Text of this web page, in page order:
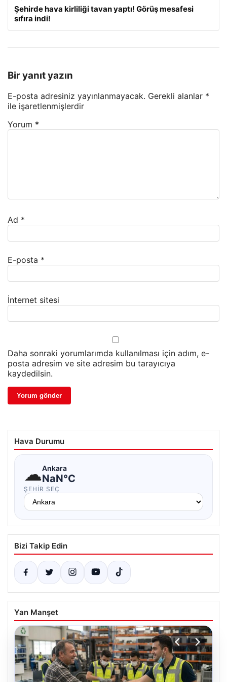
Şehirde hava kirliliği tavan yaptı! Görüş mesafesi
sıfıra indi!
Bir yanıt yazın
E-posta adresiniz yayınlanmayacak. Gerekli alanlar *
ile işaretlenmişlerdir
Yorum *
Ad *
E-posta *
İnternet sitesi
Daha sonraki yorumlarımda kullanılması için adım, e-
posta adresim ve site adresim bu tarayıcıya
kaydedilsin.
Hava Durumu
☁Ankara
NaN°C
ŞEHIR SEÇ
Bizi Takip Edin
Yan Manşet